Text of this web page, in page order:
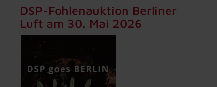
DSP-Fohlenauktion Berliner
Luft am 30. Mai 2026